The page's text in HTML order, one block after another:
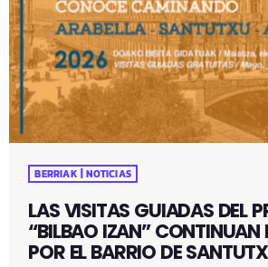
BERRIAK | NOTICIAS
LAS VISITAS GUIADAS DEL
“BILBAO IZAN” CONTINUAN
POR EL BARRIO DE